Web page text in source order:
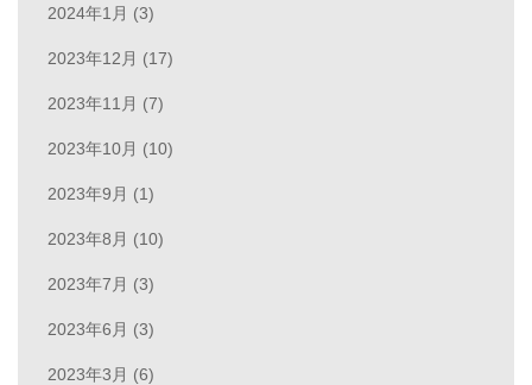
2024年1月 (3)
2023年12月 (17)
2023年11月 (7)
2023年10月 (10)
2023年9月 (1)
2023年8月 (10)
2023年7月 (3)
2023年6月 (3)
2023年3月 (6)